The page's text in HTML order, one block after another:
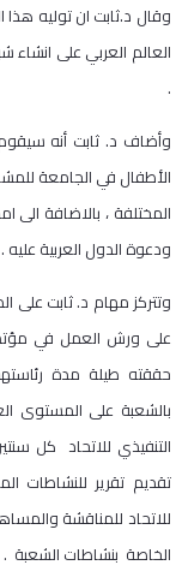
وقال د.ثابت ان توليه
العالم العربي على انشاء
.
وأضاف د. ثابت أنه
الأطفال في الجامعة
المختلفة ، بالاضافة
ودعوة الدول العربية عليه .
وتتركز مهام د. ثابت على
على ورش العمل في
حققته طيلة مدة
بالشعبة على المستوى
التنفيذي للاتحاد كل
تقديم تقرير للنشاطات
للاتحاد للمناقشة
الخاصة بنشاطات الشعبة .